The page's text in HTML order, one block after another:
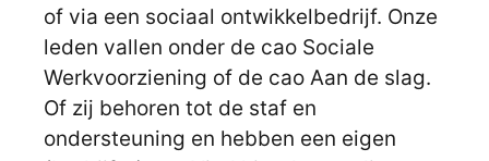
of via een sociaal ontwikkelbedrijf. Onze
leden vallen onder de cao Sociale
Werkvoorziening of de cao Aan de slag.
Of zij behoren tot de staf en
ondersteuning en hebben een eigen